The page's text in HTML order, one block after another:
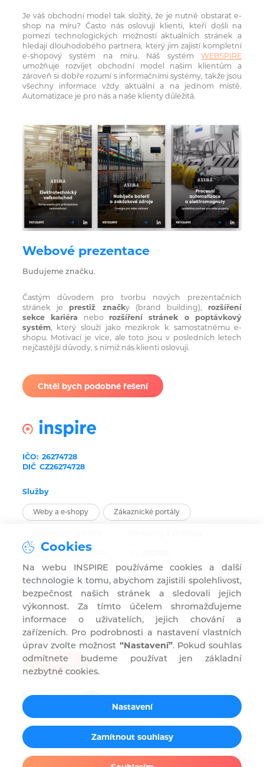
Je váš obchodní model tak složitý, že je nutné obstarat e-
shop na míru? Často nás oslovují klienti, kteří došli na
pomezí technologických možností aktuálních stránek a
hledají dlouhodobého partnera, který jim zajistí kompletní
e-shopový systém na míru. Náš systémWEBSPIRE
umožňuje rozvíjet obchodní model našim klientům a
zároveň si dobře rozumí s informačními systémy, takže jsou
všechny informace vždy aktuální a na jednom místě.
Automatizace je pro nás a naše klienty důležitá.
Webové prezentace
Budujeme značku.
Častým důvodem pro tvorbu nových prezentačních
stránek je prestiž značky (brand building), rozšíření
sekce kariéra nebo rozšíření stránek o poptávkový
systém, který slouží jako mezikrok k samostatnému e-
shopu. Motivací je více, ale toto jsou v posledních letech
nejčastější důvody, s nimiž nás klienti oslovují.
Chtěl bych podobné řešení
IČO: 26274728
DIČ CZ26274728
Služby
Weby a e-shopy Zákaznické portály
Nezmeškejte žádnou novinku
Souhlasím s užíváním mého e-mailu pro marketingové účely za
podmínek uvedených
Odebírat
Nastavení cookies
Cookies
Na webu INSPIRE používáme cookies a další
technologie k tomu, abychom zajistili spolehlivost,
bezpečnost našich stránek a sledovali jejich
výkonnost. Za tímto účelem shromažďujeme
informace o uživatelích, jejich chování a
zařízeních. Pro podrobnosti a nastavení vlastních
úprav zvolte možnost “Nastavení”. Pokud souhlas
odmítnete budeme používat jen základní
nezbytné cookies.
Nastavení
Zamítnout souhlasy